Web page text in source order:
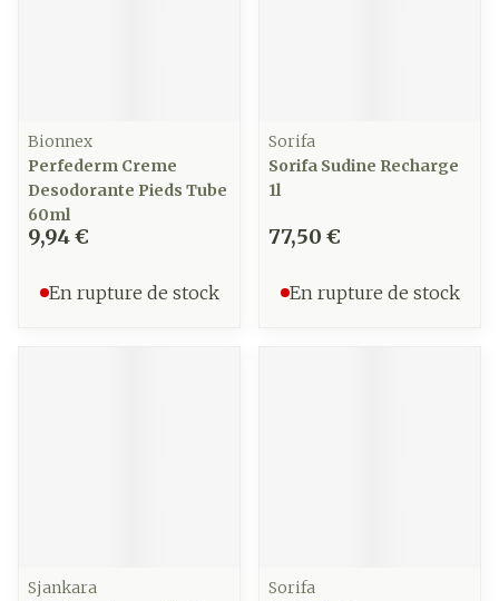
Bionnex
Perfederm Creme
Desodorante Pieds Tube
60ml
9,94 €
En rupture de stock
Sorifa
Sorifa Sudine Recharge
1l
77,50 €
En rupture de stock
Sjankara
Sorifa